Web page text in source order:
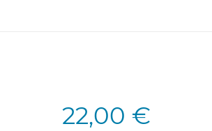
22,00 €